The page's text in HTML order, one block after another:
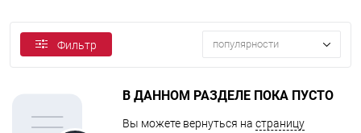
Фильтр популярности
В ДАННОМ РАЗДЕЛЕ ПОКА ПУСТО
Вы можете вернуться на страницу